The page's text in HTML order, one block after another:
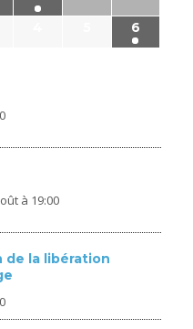
6
à 19:00
de la libération